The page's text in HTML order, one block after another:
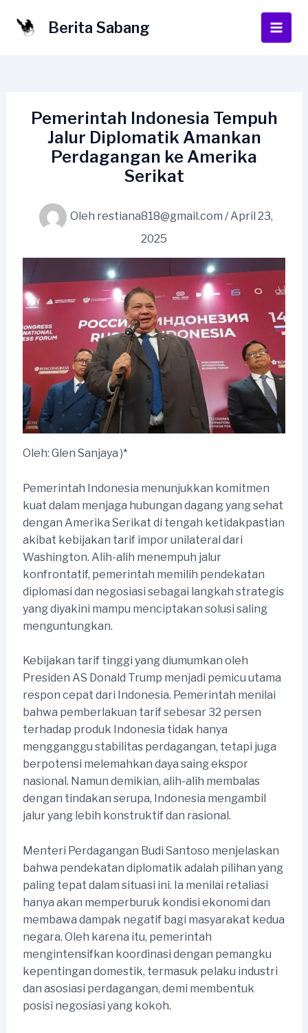
Berita Sabang
Main
Pemerintah Indonesia Tempuh
Jalur Diplomatik Amankan
Perdagangan ke Amerika
Serikat
Oleh restiana818@gmail.com /April 23,
2025
Oleh: Glen Sanjaya )*
Pemerintah Indonesia menunjukkan komitmen
kuat dalam menjaga hubungan dagang yang sehat
dengan Amerika Serikat di tengah ketidakpastian
akibat kebijakan tarif impor unilateral dari
Washington. Alih-alih menempuh jalur
konfrontatif, pemerintah memilih pendekatan
diplomasi dan negosiasi sebagai langkah strategis
yang diyakini mampu menciptakan solusi saling
menguntungkan.
Kebijakan tarif tinggi yang diumumkan oleh
Presiden AS Donald Trump menjadi pemicu utama
respon cepat dari Indonesia. Pemerintah menilai
bahwa pemberlakuan tarif sebesar 32 persen
terhadap produk Indonesia tidak hanya
mengganggu stabilitas perdagangan, tetapi juga
berpotensi melemahkan daya saing ekspor
nasional. Namun demikian, alih-alih membalas
dengan tindakan serupa, Indonesia mengambil
jalur yang lebih konstruktif dan rasional.
Menteri Perdagangan Budi Santoso menjelaskan
bahwa pendekatan diplomatik adalah pilihan yang
paling tepat dalam situasi ini. Ia menilai retaliasi
hanya akan memperburuk kondisi ekonomi dan
membawa dampak negatif bagi masyarakat kedua
negara. Oleh karena itu, pemerintah
mengintensifkan koordinasi dengan pemangku
kepentingan domestik, termasuk pelaku industri
dan asosiasi perdagangan, demi membentuk
posisi negosiasi yang kokoh.